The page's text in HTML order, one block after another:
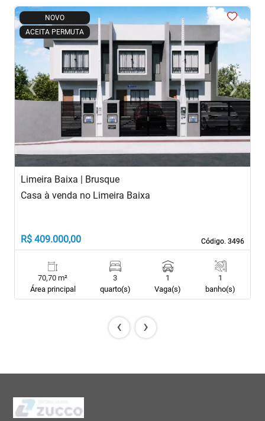
NOVO
ACEITA PERMUTA
<<<
‹Previous ›Next
Limeira Baixa | Brusque
Código. 3496
Código. 3496
Casa à venda no Limeira Baixa
R$ 409.000,00
70,70 m²
Área principal
3
quarto(s)
1
Vaga(s)
1
banho(s)
‹ ›